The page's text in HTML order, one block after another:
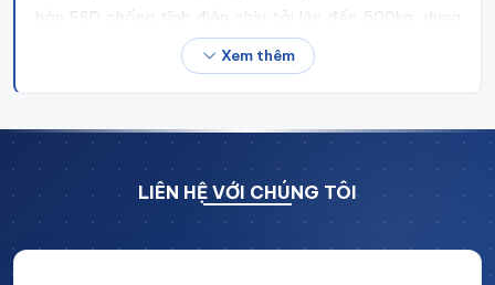
bàn ESD chống tĩnh điện chịu tải lên đến 500kg, dung
sai gia công ±0.1mm, gia công hoàn toàn theo bản vẽ,
giao hàng 7–15 ngày tại xưởng Hoài Đức, Hà Nội.
1. Bàn thao tác công nghiệp là gì? Phân
Bàn thao tác công nghiệp là bàn chuyên dụng được
thiết kế cho môi trường sản xuất: tải trọng cao, kết cấu
cứng vững theo tiêu chuẩn kỹ thuật, vật liệu phù hợp
Xem thêm
LIÊN HỆ VỚI CHÚNG TÔI